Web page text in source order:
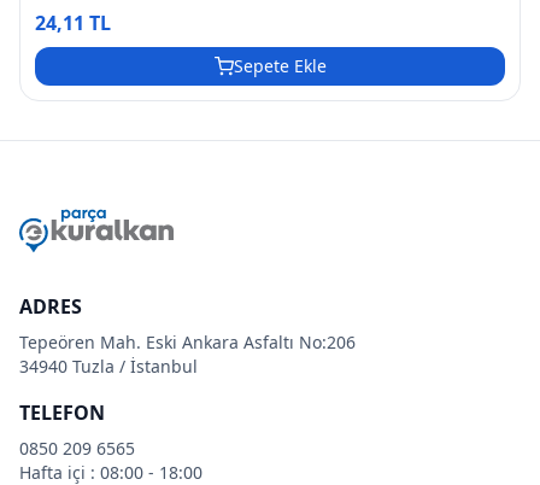
24,11 TL
Sepete Ekle
ADRES
Tepeören Mah. Eski Ankara Asfaltı No:206
34940 Tuzla / İstanbul
TELEFON
0850 209 6565
Hafta içi : 08:00 - 18:00